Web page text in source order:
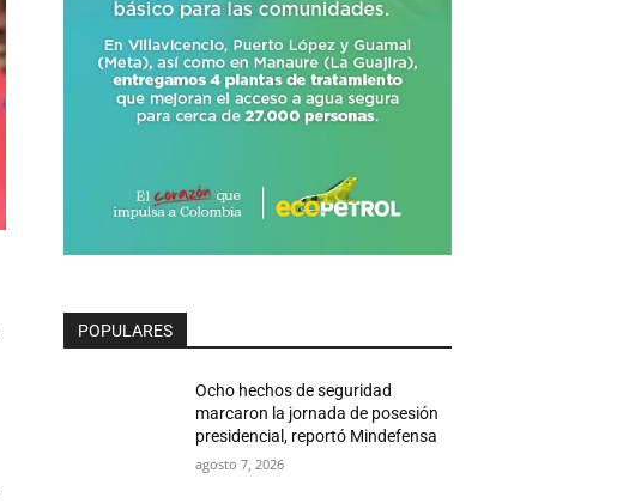
POPULARES
Ocho hechos de seguridad
marcaron la jornada de posesión
presidencial, reportó Mindefensa
agosto 7, 2026